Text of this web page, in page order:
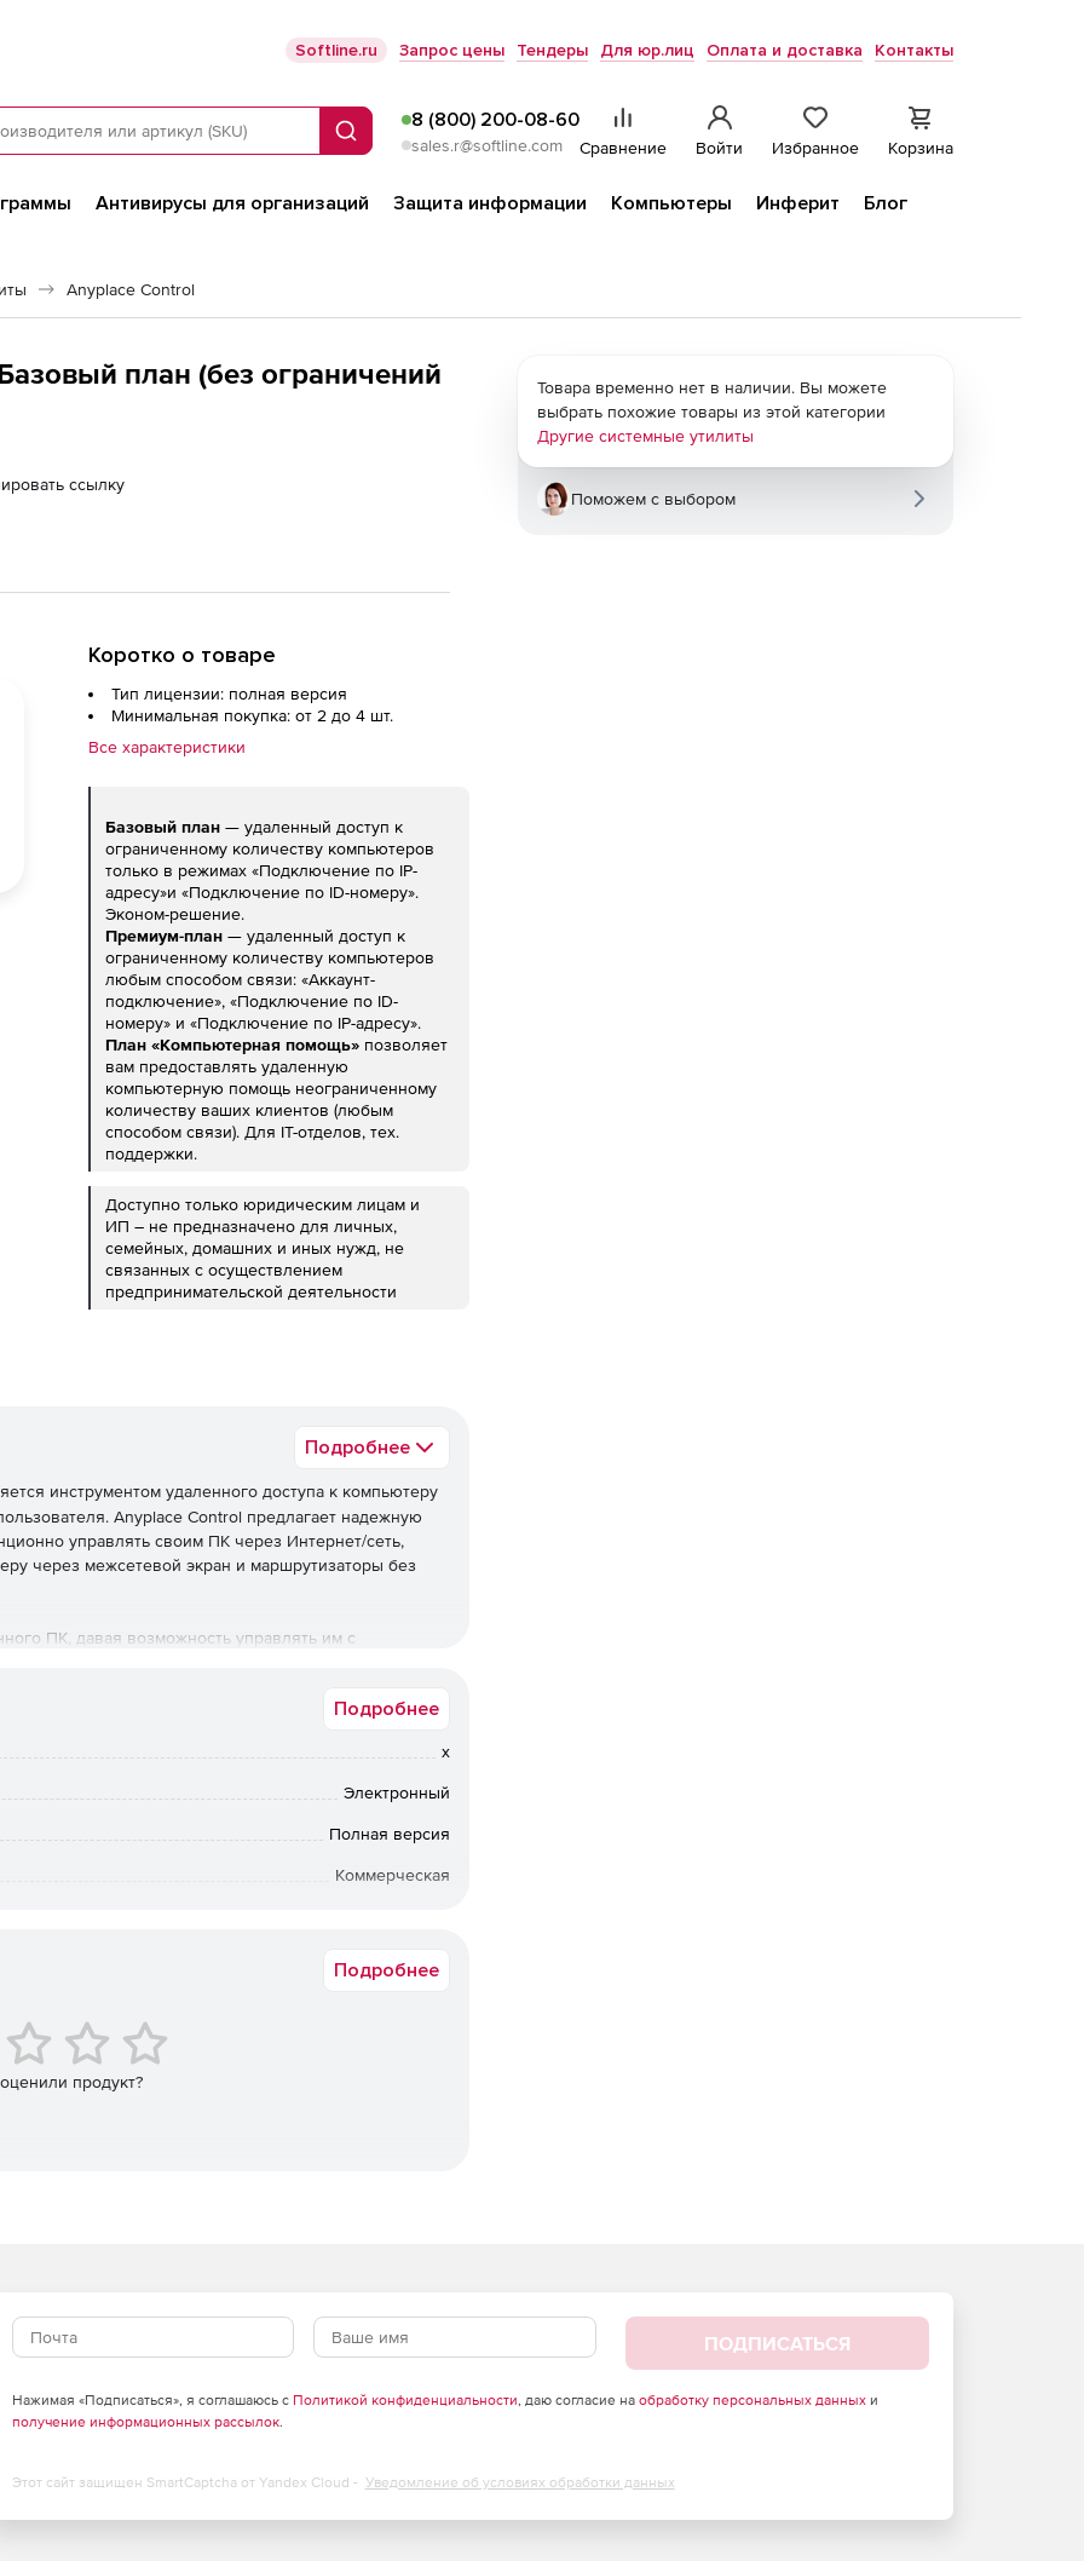
Softline.ru Запрос цены Тендеры Для юр.лиц Оплата и доставка Контакты
Поиск
8 (800) 200-08-60
sales.r@softline.com Сравнение Войти Избранное Корзина
Антивирусы для организаций Защита информации Компьютеры Инферит
Блог
Anyplace Control
план (без ограничений
ссылку
Коротко о товаре
Тип лицензии: полная версия
Минимальная покупка: от 2 до 4 шт.
Все характеристики
Базовый план — удаленный доступ к
ограниченному количеству компьютеров
только в режимах «Подключение по IP-
адресу»и «Подключение по ID-номеру».
Эконом-решение.
Премиум-план — удаленный доступ к
ограниченному количеству компьютеров
любым способом связи: «Аккаунт-
подключение», «Подключение по ID-
номеру» и «Подключение по IP-адресу».
План «Компьютерная помощь» позволяет
вам предоставлять удаленную
компьютерную помощь неограниченному
количеству ваших клиентов (любым
способом связи). Для IT-отделов, тех.
поддержки.
Доступно только юридическим лицам и
ИП – не предназначено для личных,
семейных, домашних и иных нужд, не
связанных с осуществлением
предпринимательской деятельности
Подробнее
инструментом удаленного доступа к компьютеру
Anyplace Control предлагает надежную
управлять своим ПК через Интернет/сеть,
через межсетевой экран и маршрутизаторы без
ПК, давая возможность управлять им с
компьютере в режиме реального времени.
надежно шифруются (128 бит) перед передачей.
или межсетевым экраном без каких-
русского, французского, голландского, итальянского
Подробнее
x
Электронный
Полная версия
Коммерческая
Подробнее
продукт?
Товара временно нет в наличии. Вы можете
выбрать похожие товары из этой категории
Другие системные утилиты
Поможем с выбором
ПОДПИСАТЬСЯ
Нажимая «Подписаться», я соглашаюсь с Политикой конфиденциальности, даю согласие на обработку персональных данныхи
получение информационных рассылок.
Этот сайт защищен SmartCaptcha от Yandex Cloud - Уведомление об условиях обработки данных